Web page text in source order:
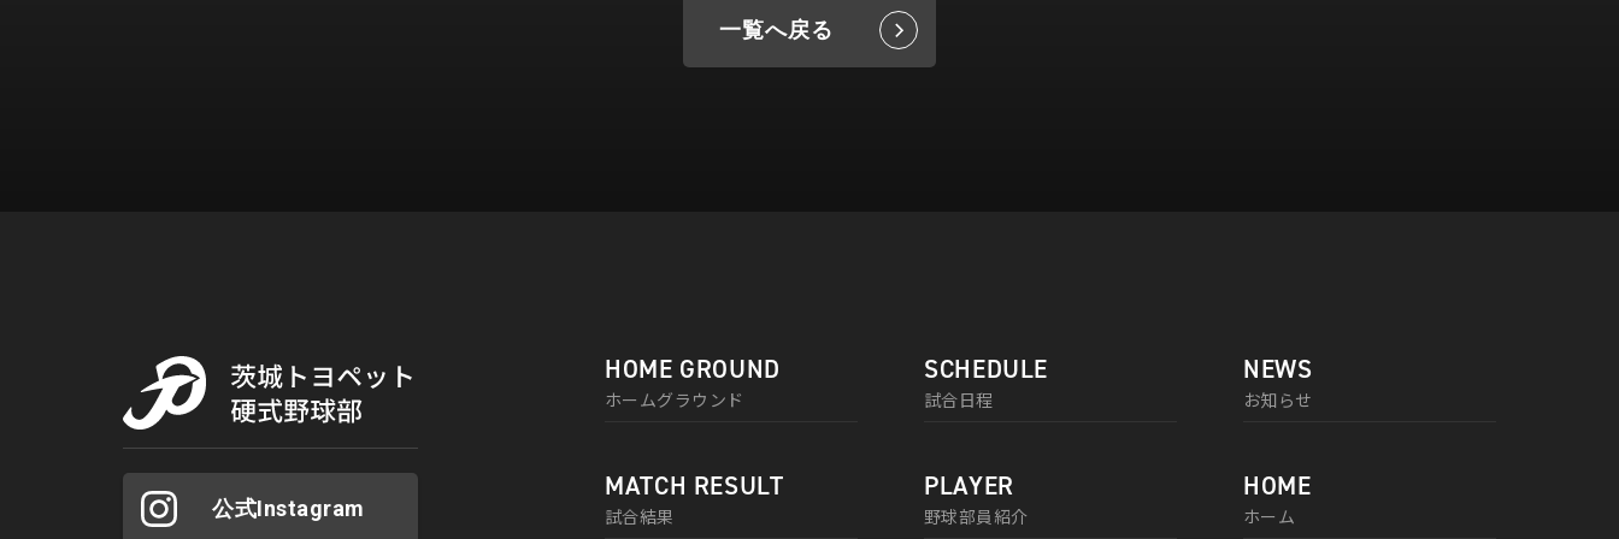
一覧へ戻る
公式Instagram
HOME GROUND
ホームグラウンド
MATCH RESULT
試合結果
SCHEDULE
試合日程
PLAYER
野球部員紹介
NEWS
お知らせ
HOME
ホーム